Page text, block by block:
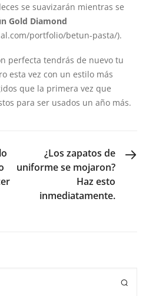
se suavizarán mientras se
Gold Diamond
portfolio/betun-pasta/).
perfecta tendrás de nuevo tu
esta vez con un estilo más
que la primera vez que
para ser usados un año más.
NEXT POST
¿Los zapatos de
uniforme se mojaron?
Haz esto
inmediatamente.